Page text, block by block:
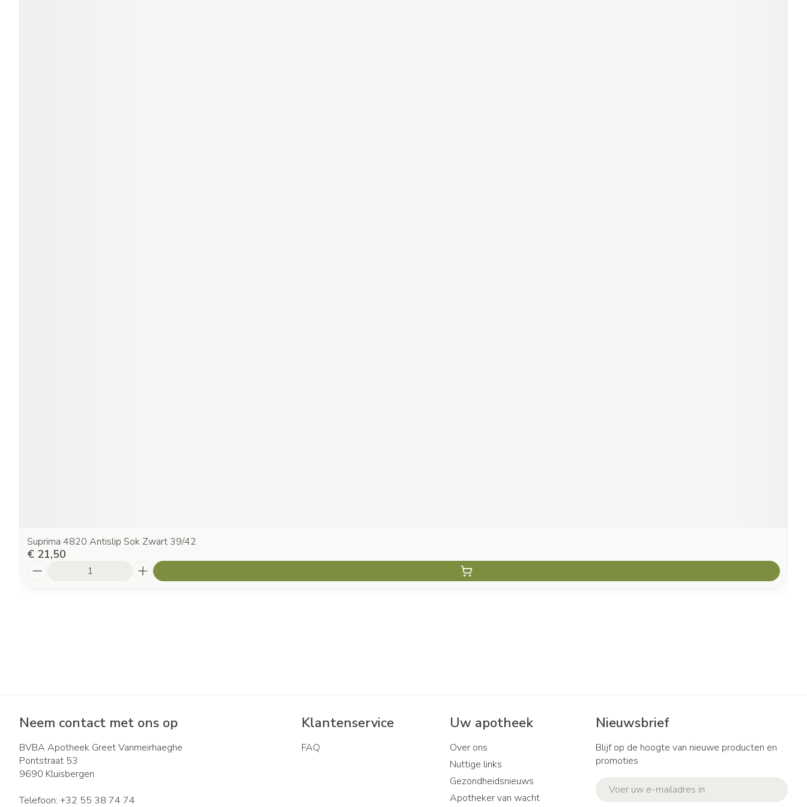
Suprima 4820 Antislip Sok Zwart 39/42
€ 21,50
Neem contact met ons op
BVBA Apotheek Greet Vanmeirhaeghe
Pontstraat 53
9690 Kluisbergen
Telefoon: +32 55 38 74 74
Klantenservice
FAQ
Uw apotheek
Over ons
Nuttige links
Gezondheidsnieuws
Apotheker van wacht
Nieuwsbrief
Blijf op de hoogte van nieuwe producten en
promoties